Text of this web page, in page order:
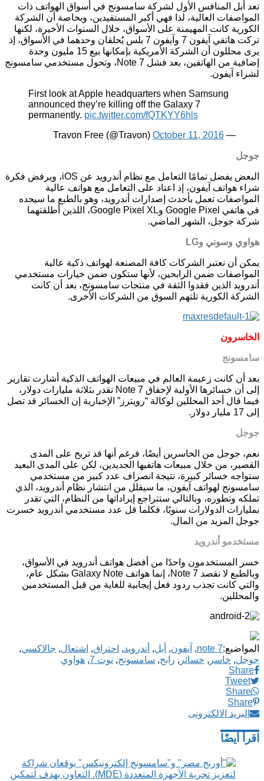
تعد أبل المنافس الأول لشركة سامسونج في أسواق الهواتف ذات
المواصفات العالية، لذا فهي أكبر المستفيدين، وبخاصة أن الشركة
الكورية كانت المهيمنة على الأسواق، خلال السنوات الأخيرة، لكنها
تركت هاتفي آيفون 7 وآيفون 7 بلس يُحلقان وحدهما في الأسواق، إذ
يرى محللون أن الشركة الأمريكية بإمكانها بيع 15 مليون وحدة
إضافية من الهاتفين، بعد فشل Note 7، وتحول مستخدمي سامسونج
لشراء آيفون.
First look at Apple headquarters when Samsung
announced they’re killing off the Galaxy 7
permanently. pic.twitter.com/fQTKYY6hls
— Travon Free (@Travon)
October 11, 2016
جوجل
البعض يفضل تمامًا التعامل مع نظام أندرويد عن iOS، ويرفض فكرة
شراء هواتف آيفون، إذ اعتاد على التعامل مع هواتف عالية
المواصفات تعمل بأحدث إصدارات أندرويد، وهو بالطبع ما سيجده
في هاتفي Google Pixel وGoogle Pixel XL، اللذين أطلقتهما
شركة جوجل، الشهر الماضي.
هواوي وسوني وLG
يمكن أن نعتبر الشركات كافة المصنعة لهواتف ذكية عالية
المواصفات ضمن الرابحين، لأنها ستكون ضمن خيارات مستخدمي
أندرويد الذين فقدوا الثقة في منتجات سامسونج، بعد أن كانت
الشركة الكورية تلتهم السوق من الشركات الأخرى.
الخاسرون
سامسونج
بعد أن كانت زعيمة العالم في مبيعات الهواتف الذكية أشارت تقارير
إلى أن خسائرها الأولية لإخفاق Note 7 تقدر بثلاثة مليارات دولار،
فيما قال أحد المحللين لوكالة “رويترز” الإخبارية إن الخسائر قد تصل
إلى 17 مليار دولار.
جوجل
نعم، جوجل من الخاسرين أيضًا، فرغم أنها قد تربح على المدى
القصير، من خلال مبيعات هاتفيها الجديدين، لكن على المدى البعيد
ستواجه خسائر كبيرة، نتيجة انصراف عدد كبير من مستخدمي
سامسونج لهواتف آيفون، ما سيقلل من انتشار نظام أندرويد، الذي
تملكه وتطوره، وبالتالي ستتراجع إيراداتها من النظام، التي تقدر
بمليارات الدولارات سنويًا، فكلما قل عدد مستخدمي أندرويد خسرت
جوجل المزيد من المال.
مستخدمو أندرويد
خسر المستخدمون واحدًا من أفضل هواتف أندرويد في الأسواق،
وبالطبع لا نقصد Note 7، إنما هواتف Galaxy Note بشكل عام،
والتي كانت تجذب ردود فعل إيجابية للغاية من قبل المستخدمين
والمحللين.
المواضيع:note 7
, آيفون, أبل, أندرويد, احتراق, اشتعال, جالاكسي,
جوجل, خاسر , خسائر , رابح, سامسونج, نوت 7 , هواوي
Share
Tweet
Share
Share
البريد الالكترونى
اقرأ أيضًا